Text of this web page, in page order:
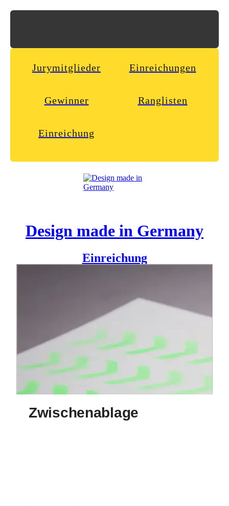
Jurymitglieder Einreichungen
Gewinner Ranglisten
Einreichung
Design made in Germany
Einreichung
Skateboards und Bobycars. Hier sind wir. Und hier entsteht
etwas anderes – etwas für zwischendurch.
Jeder Gestalter kennt das. Die besten Ideen verstauben in der
Schublade weil sie in kein Raster passen, der Kunde sie
nicht will oder man gar nicht merkt wie gut sie sind. Eine
Gruppe von Mediendesign
Studenten der DHBW
Ravensburghaben das Magazin Zwischenablage
gerufen um mutige Ideen von Quer- und Freidenkern zu
retten. Das Magazin entstand komplett ohne
Hochschulkontext und wurde auch ganz privat unter
studierenden und ehemaligen Mediendesignstudenten, ist
nummeriert, handgebunden und einzigartig.
Zwischenablage